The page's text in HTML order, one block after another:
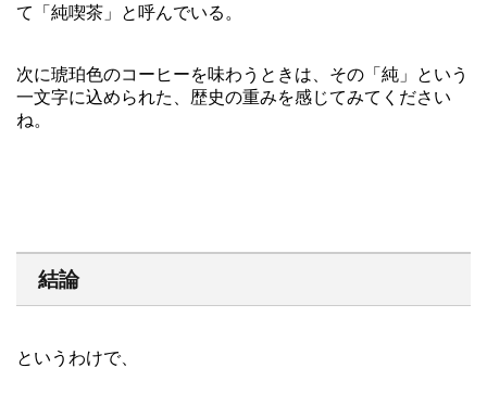
て「純喫茶」と呼んでいる。
次に琥珀色のコーヒーを味わうときは、その「純」という
一文字に込められた、歴史の重みを感じてみてください
ね。
結論
というわけで、